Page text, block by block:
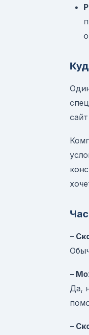
–
–
Да,
–